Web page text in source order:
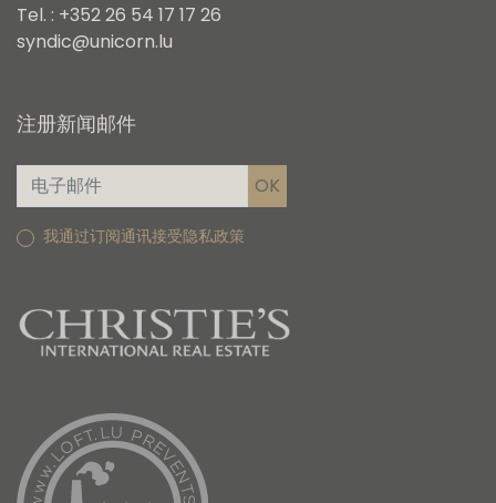
Tel. : +352 26 54 17 17 26
syndic@unicorn.lu
注册新闻邮件
我通过订阅通讯接受隐私政策